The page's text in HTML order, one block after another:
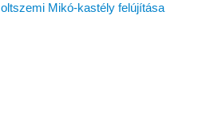
Mikó-kastély felújítása